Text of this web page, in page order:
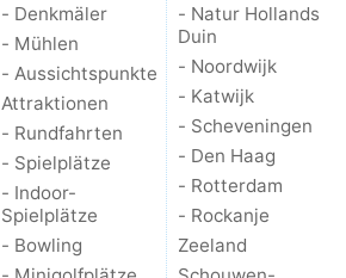
- Denkmäler
- Mühlen
- Aussichtspunkte
Attraktionen
- Rundfahrten
- Spielplätze
- Indoor-
Spielplätze
- Bowling
- Natur Hollands
Duin
- Noordwijk
- Katwijk
- Scheveningen
- Den Haag
- Rotterdam
- Rockanje
Zeeland